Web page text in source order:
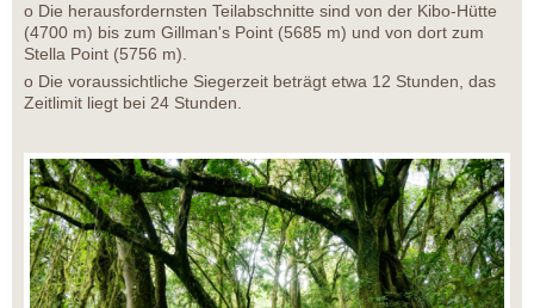
o Die herausfordernsten Teilabschnitte sind von der Kibo-Hütte
(4700 m) bis zum Gillman's Point (5685 m) und von dort zum
Stella Point (5756 m).
o Die voraussichtliche Siegerzeit beträgt etwa 12 Stunden, das
Zeitlimit liegt bei 24 Stunden.